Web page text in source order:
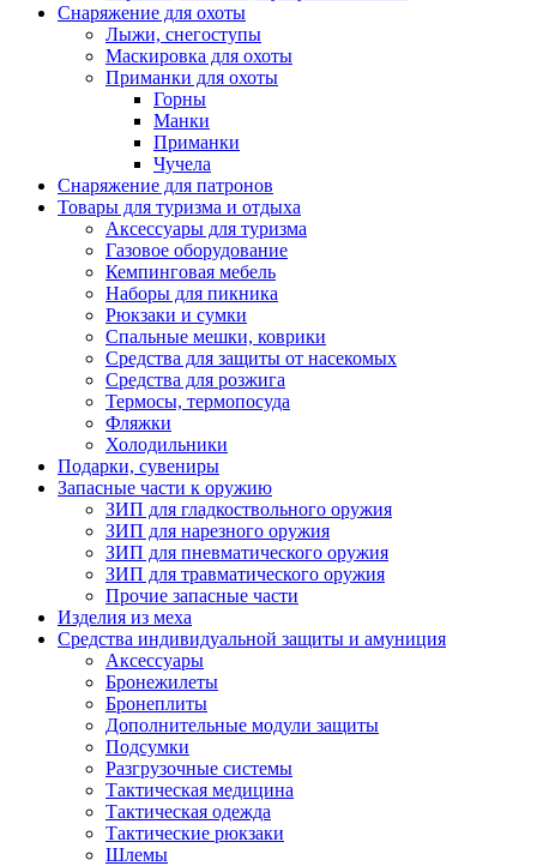
Снаряжение для охоты
Лыжи, снегоступы
Маскировка для охоты
Приманки для охоты
Горны
Манки
Приманки
Чучела
Снаряжение для патронов
Товары для туризма и отдыха
Аксессуары для туризма
Газовое оборудование
Кемпинговая мебель
Наборы для пикника
Рюкзаки и сумки
Спальные мешки, коврики
Средства для защиты от насекомых
Средства для розжига
Термосы, термопосуда
Фляжки
Холодильники
Подарки, сувениры
Запасные части к оружию
ЗИП для гладкоствольного оружия
ЗИП для нарезного оружия
ЗИП для пневматического оружия
ЗИП для травматического оружия
Прочие запасные части
Изделия из меха
Средства индивидуальной защиты и амуниция
Аксессуары
Бронежилеты
Бронеплиты
Дополнительные модули защиты
Подсумки
Разгрузочные системы
Тактическая медицина
Тактическая одежда
Тактические рюкзаки
Шлемы